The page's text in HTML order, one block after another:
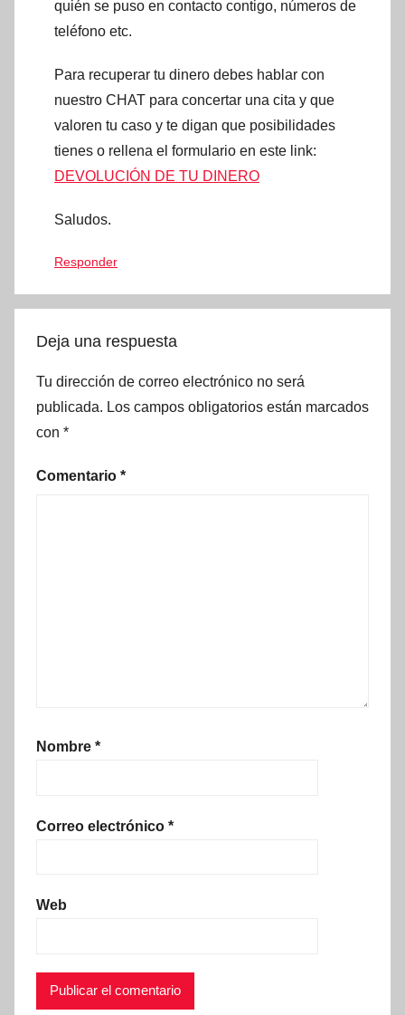
quién se puso en contacto contigo, números de
teléfono etc.
Para recuperar tu dinero debes hablar con
nuestro CHAT para concertar una cita y que
valoren tu caso y te digan que posibilidades
tienes o rellena el formulario en este link:
DEVOLUCIÓN DE TU DINERO
Saludos.
Responder
Deja una respuesta
Tu dirección de correo electrónico no será
publicada. Los campos obligatorios están marcados
con *
Comentario *
Nombre *
Correo electrónico *
Web